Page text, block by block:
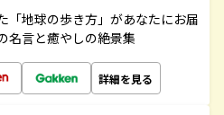
「地球の歩き方」があなたにお届
名言と癒やしの絶景集
詳細を見る